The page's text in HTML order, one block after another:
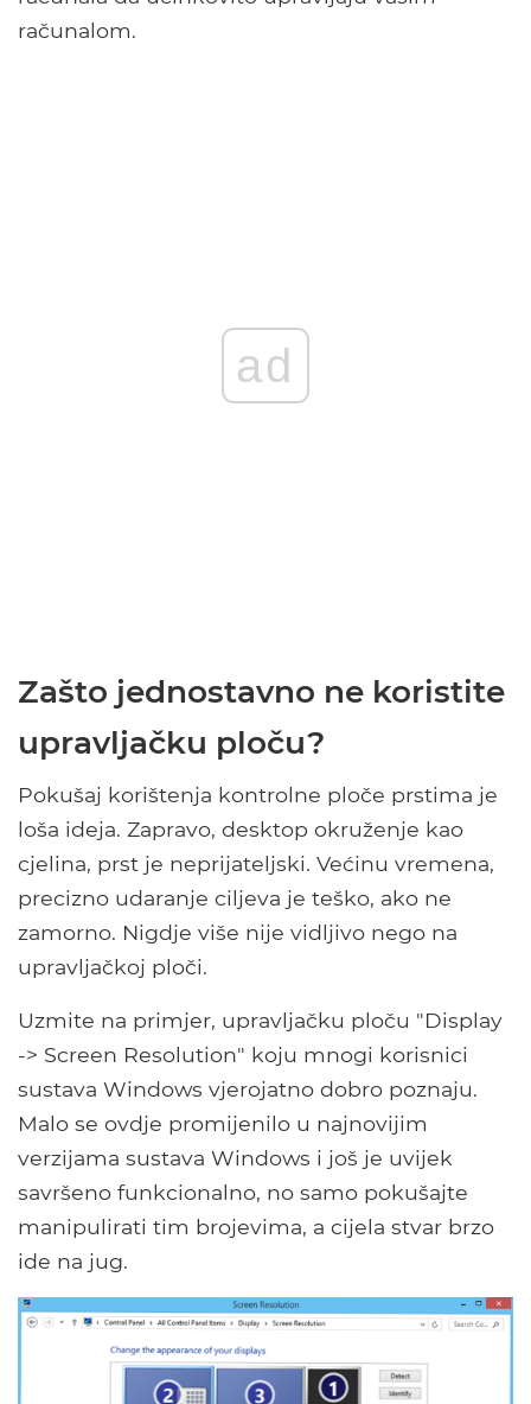
računalom.
ad
Zašto jednostavno ne koristite
upravljačku ploču?
Pokušaj korištenja kontrolne ploče prstima je
loša ideja. Zapravo, desktop okruženje kao
cjelina, prst je neprijateljski. Većinu vremena,
precizno udaranje ciljeva je teško, ako ne
zamorno. Nigdje više nije vidljivo nego na
upravljačkoj ploči.
Uzmite na primjer, upravljačku ploču "Display
-> Screen Resolution" koju mnogi korisnici
sustava Windows vjerojatno dobro poznaju.
Malo se ovdje promijenilo u najnovijim
verzijama sustava Windows i još je uvijek
savršeno funkcionalno, no samo pokušajte
manipulirati tim brojevima, a cijela stvar brzo
ide na jug.